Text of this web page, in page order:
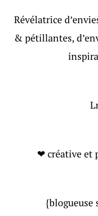
Révélatrice
& pétillantes,
❤ créative et
{blogueuse